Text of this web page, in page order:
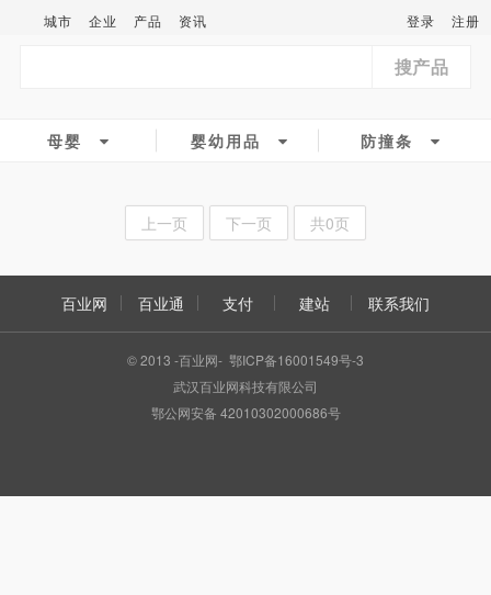
城市 企业 产品 资讯 登录 注册
搜产品
母婴 婴幼用品 防撞条
上一页 下一页 共0页
百业网 百业通 支付 建站 联系我们
© 2013 -百业网- 鄂ICP备16001549号-3
武汉百业网科技有限公司
鄂公网安备 42010302000686号